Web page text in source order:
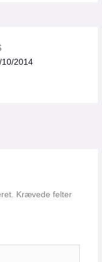
10/2014
Krævede felter